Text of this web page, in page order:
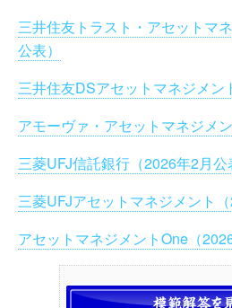
三井住友トラスト・アセットマ
公表）
三井住友DSアセットマネジメン
アモーヴァ・アセットマネジメ
三菱UFJ信託銀行（2026年2月公
三菱UFJアセットマネジメント（
アセットマネジメントOne（